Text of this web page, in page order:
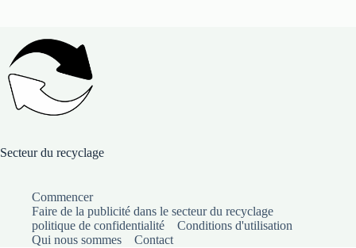
Secteur du recyclage
Commencer
Faire de la publicité dans le secteur du recyclage
politique de confidentialité
Conditions d'utilisation
Qui nous sommes
Contact